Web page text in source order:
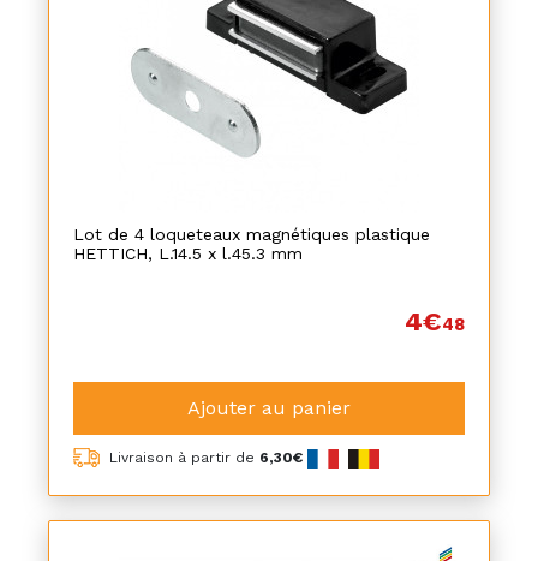
Lot de 4 loqueteaux magnétiques plastique
HETTICH, L.14.5 x l.45.3 mm
4€48
Ajouter au panier
Livraison à partir de 6,30€